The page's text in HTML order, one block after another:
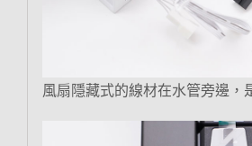
風扇隱藏式的線材在水管旁邊，